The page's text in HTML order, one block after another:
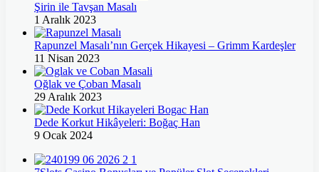
Şirin ile Tavşan Masalı
1 Aralık 2023
Rapunzel Masalı’nın Gerçek Hikayesi – Grimm Kardeşler
11 Nisan 2023
Oğlak ve Çoban Masalı
29 Aralık 2023
Dede Korkut Hikâyeleri: Boğaç Han
9 Ocak 2024